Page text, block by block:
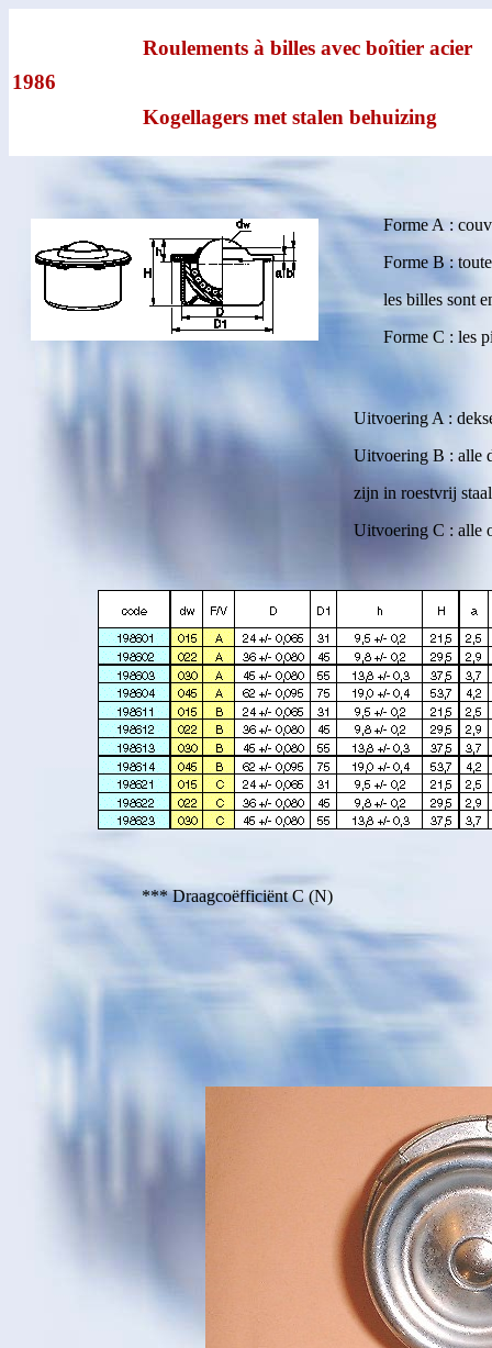
1986
Roulements à billes avec boîtier acier
Kogellagers met stalen behuizing
Forme A :
Forme B :
les billes sont
Forme C : les
Uitvoering A :
Uitvoering B : alle
zijn in roestvrij staal
Uitvoering C : alle
*** Draagcoëfficiënt C (N)